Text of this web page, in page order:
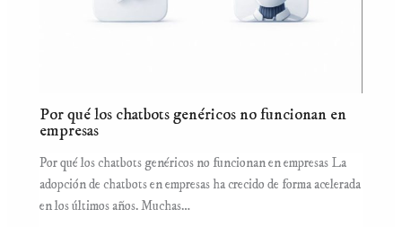
Por qué los chatbots genéricos no funcionan en
empresas
Por qué los chatbots genéricos no funcionan en empresas La
adopción de chatbots en empresas ha crecido de forma acelerada
en los últimos años. Muchas…